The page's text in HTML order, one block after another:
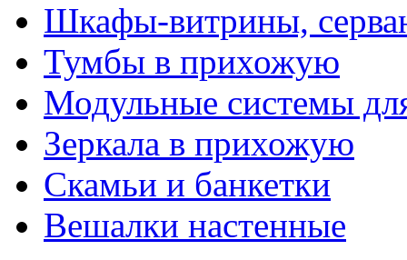
Шкафы-витрины,
Тумбы в прихожую
Модульные системы
Зеркала в прихожую
Скамьи и банкетки
Вешалки настенные